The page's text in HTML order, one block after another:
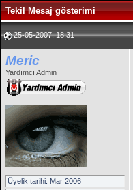
Tekil Mesaj gösterimi
25-05-2007, 18:31
Meric
Yardımcı Admin
Üyelik tarihi: Mar 2006